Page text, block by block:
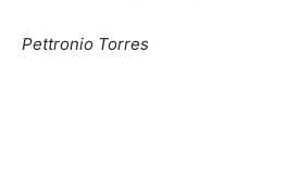
Pettronio Torres